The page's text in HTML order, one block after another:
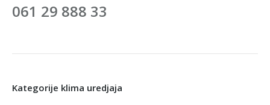
061 29 888 33
Kategorije klima uredjaja